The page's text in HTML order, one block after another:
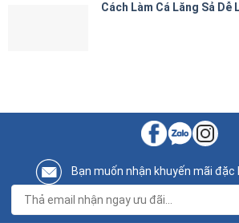
Cách Làm Cá Lăng Sả Dễ
Bạn muốn nhận khuyến mãi